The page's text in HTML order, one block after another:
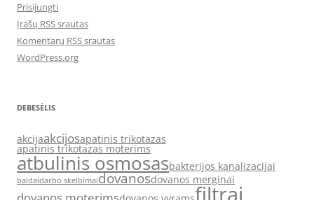
Prisijungti
Įrašų RSS srautas
Komentarų RSS srautas
WordPress.org
DEBESĖLIS
akcijaakcijosapatinis trikotazas
apatinis trikotazas moterims
atbulinis osmosasbakterijos kanalizacijai
baldaidarbo skelbimaidovanosdovanos merginai
filtrai